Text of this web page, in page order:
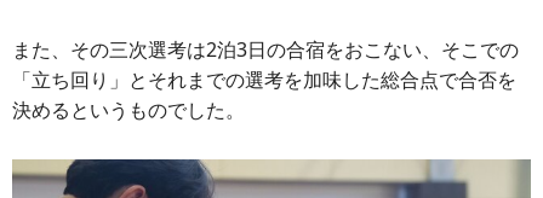
また、その三次選考は2泊3日の合宿をおこない、そこでの
「立ち回り」とそれまでの選考を加味した総合点で合否を
決めるというものでした。